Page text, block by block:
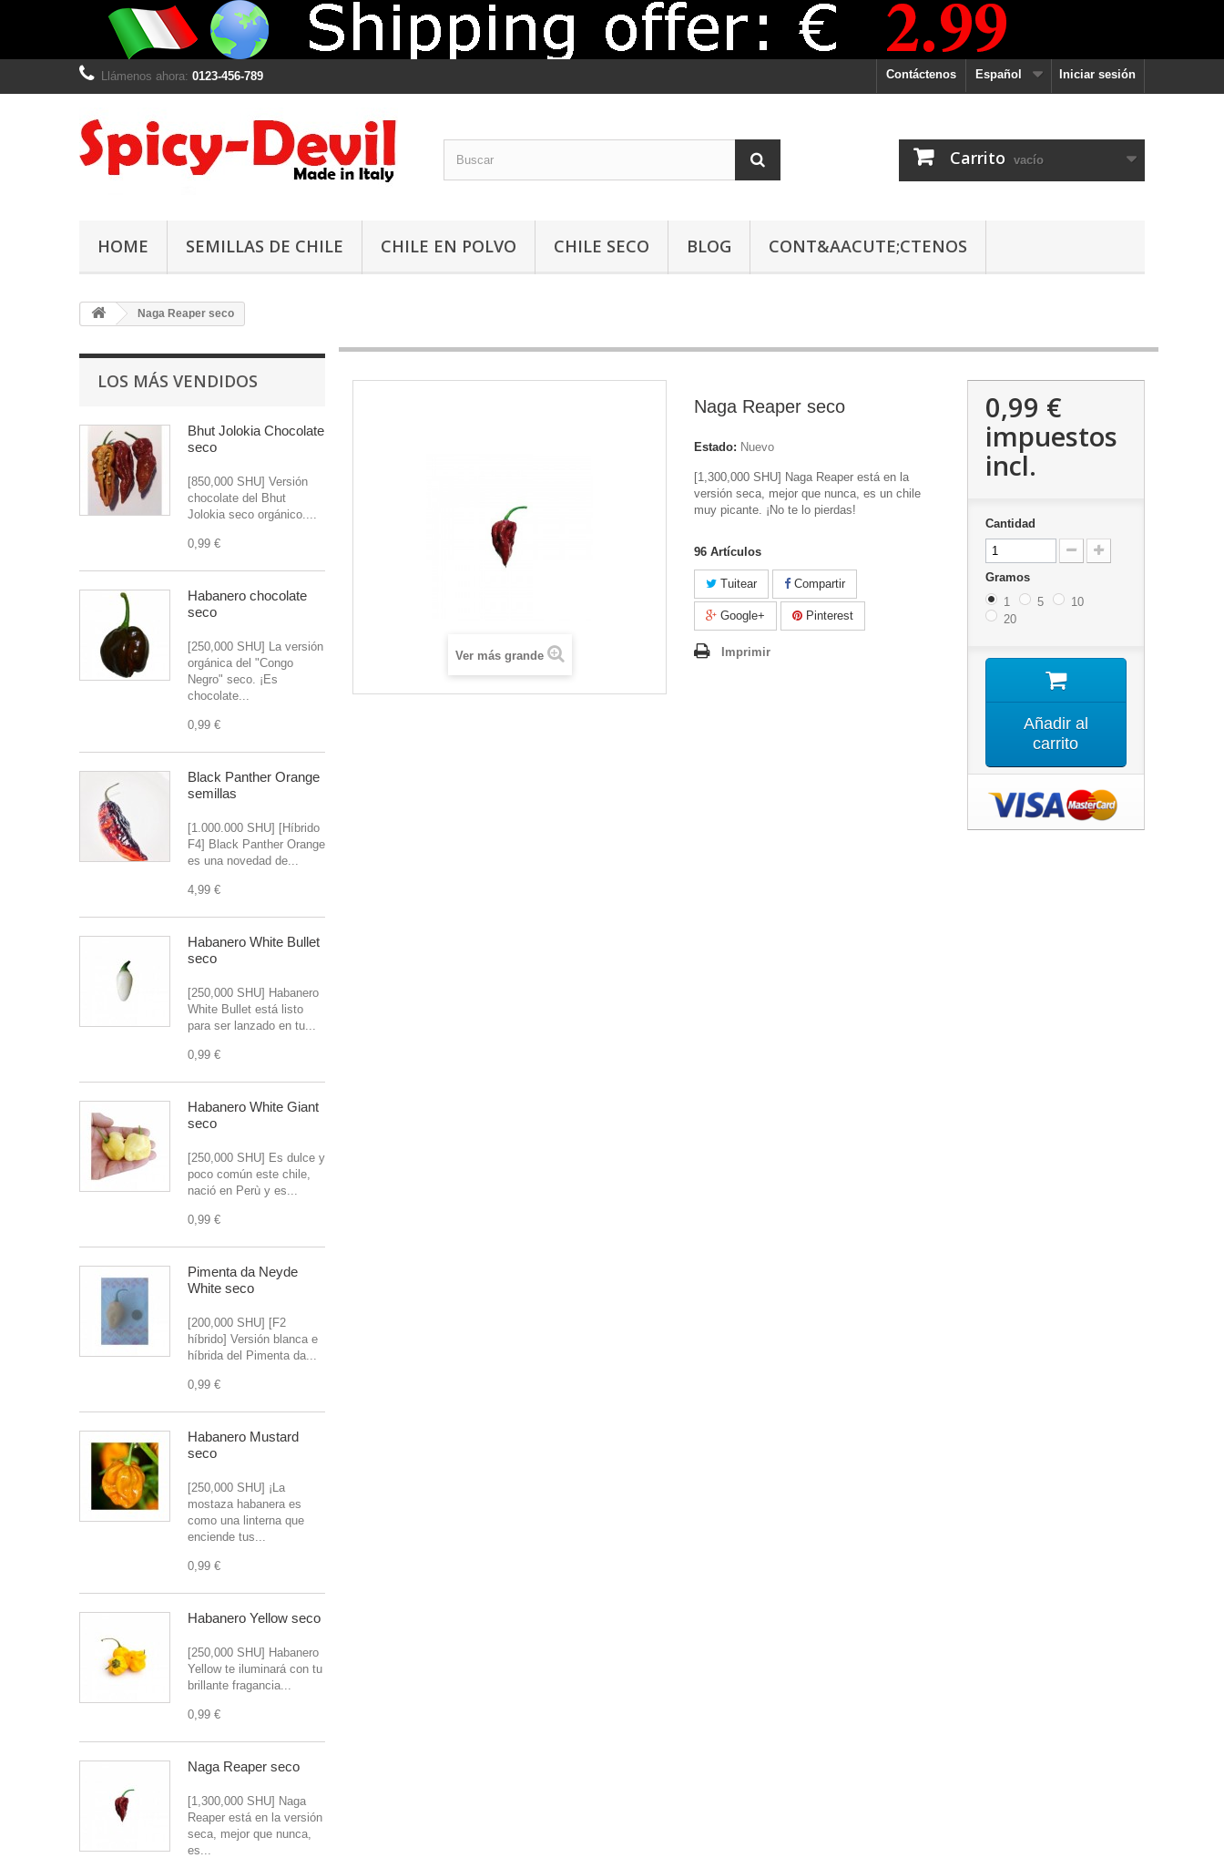
Iniciar sesión
Español
Contáctenos
Llámenos ahora: 0123-456-789
Carrito vacío
HOME SEMILLAS DE CHILE CHILE EN POLVO CHILE SECO BLOG CONT&AACUTE;CTENOS
Naga Reaper seco
LOS MÁS VENDIDOS
Bhut Jolokia Chocolate
seco
[850,000 SHU] Versión
chocolate del Bhut
Jolokia seco orgánico....
0,99 €
Habanero chocolate
seco
[250,000 SHU] La versión
orgánica del "Congo
Negro" seco. ¡Es
chocolate...
0,99 €
Black Panther Orange
semillas
[1.000.000 SHU] [Híbrido
F4] Black Panther Orange
es una novedad de...
4,99 €
Habanero White Bullet
seco
[250,000 SHU] Habanero
White Bullet está listo
para ser lanzado en tu...
0,99 €
Habanero White Giant
seco
[250,000 SHU] Es dulce y
poco común este chile,
nació en Perù y es...
0,99 €
Pimenta da Neyde
White seco
[200,000 SHU] [F2
híbrido] Versión blanca e
híbrida del Pimenta da...
0,99 €
Habanero Mustard
seco
[250,000 SHU] ¡La
mostaza habanera es
como una linterna que
enciende tus...
0,99 €
Habanero Yellow seco
[250,000 SHU] Habanero
Yellow te iluminará con tu
brillante fragancia...
0,99 €
Naga Reaper seco
[1,300,000 SHU] Naga
Reaper está en la versión
seca, mejor que nunca,
es...
Ver más grande
Naga Reaper seco
Estado: Nuevo
[1,300,000 SHU] Naga Reaper está en la
versión seca, mejor que nunca, es un chile
muy picante. ¡No te lo pierdas!
96 Artículos
Tuitear Compartir
Google+ Pinterest
Imprimir
0,99 €
impuestos
incl.
Cantidad
Gramos
1
5
10
20
Añadir al
carrito